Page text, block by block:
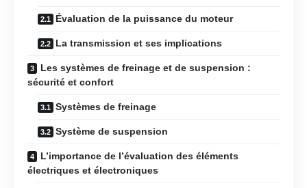
Évaluation de la puissance du moteur
La transmission et ses implications
Les systèmes de freinage et de suspension :
sécurité et confort
Systèmes de freinage
Système de suspension
L’importance de l’évaluation des éléments
électriques et électroniques